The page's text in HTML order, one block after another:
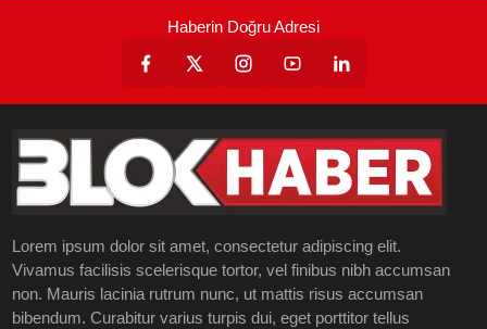
Haberin Doğru Adresi
Lorem ipsum dolor sit amet, consectetur adipiscing elit.
Vivamus facilisis scelerisque tortor, vel finibus nibh accumsan
non. Mauris lacinia rutrum nunc, ut mattis risus accumsan
bibendum. Curabitur varius turpis dui, eget porttitor tellus